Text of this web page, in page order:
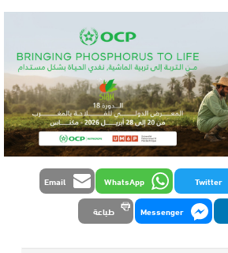
Twitter
WhatsApp
Email
Messenger طباعة